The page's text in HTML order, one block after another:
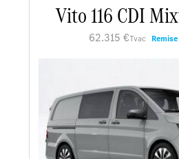
En savoir plus
Demander une offre
Vito 116 CDI
62.315 €Tvac